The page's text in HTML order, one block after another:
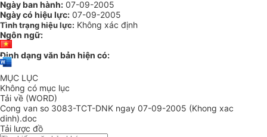
Ngày ban hành: 07-09-2005
Ngày có hiệu lực: 07-09-2005
Tình trạng hiệu lực: Không xác định
Ngôn ngữ:
Định dạng văn bản hiện có:
MỤC LỤC
Không có mục lục
Tải về (WORD)
Cong van so 3083-TCT-DNK ngay 07-09-2005 (Khong xac
dinh).doc
Tải lược đồ